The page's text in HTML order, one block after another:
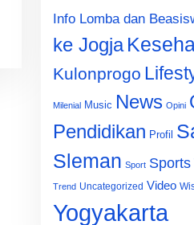
Info Lomba dan
ke Jogja
Kulonprogo
Milenial Music News Opini
Pendidikan Profil
Sleman Sport Sports
Trend Uncategorized Video
Yogyakarta